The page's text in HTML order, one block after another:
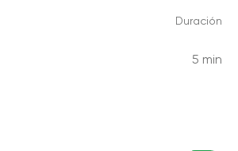
Duración
5 min